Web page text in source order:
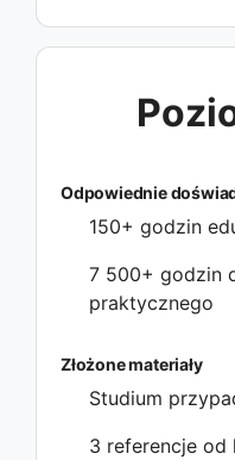
Odpowiednie
150+ godzin
7 500+ godzin
praktycznego
Złożone materiały
Studium
3 referencje